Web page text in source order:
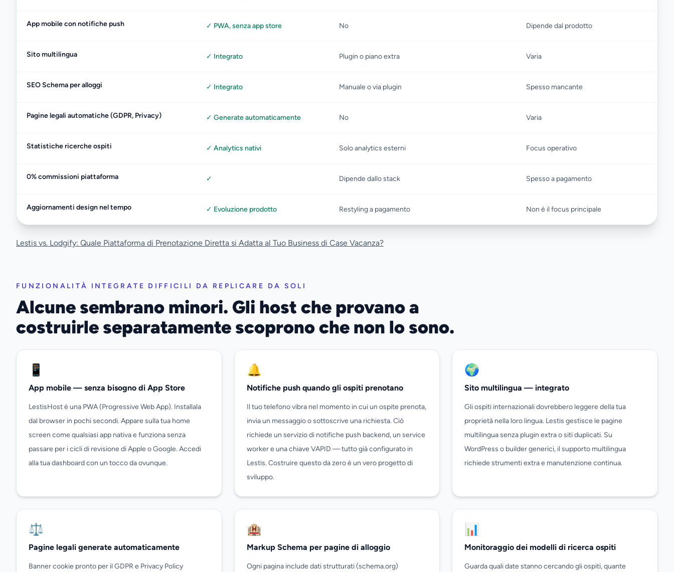
App mobile con notifiche push ✓ PWA, senza app store No Dipende dal prodotto
Sito multilingua ✓ Integrato Plugin o piano extra Varia
SEO Schema per alloggi ✓ Integrato Manuale o via plugin Spesso mancante
Pagine legali automatiche (GDPR, Privacy) ✓ Generate automaticamente No Varia
Statistiche ricerche ospiti ✓ Analytics nativi Solo analytics esterni Focus operativo
0% commissioni piattaforma ✓ Dipende dallo stack Spesso a pagamento
Aggiornamenti design nel tempo ✓ Evoluzione prodotto Restyling a pagamento Non è il focus principale
Lestis vs. Lodgify: Quale Piattaforma di Prenotazione Diretta si Adatta al Tuo Business di Case Vacanza?
FUNZIONALITÀ INTEGRATE DIFFICILI DA REPLICARE DA SOLI
Alcune sembrano minori. Gli host che provano a
costruirle separatamente scoprono che non lo sono.
📱
App mobile — senza bisogno di App Store
LestisHost è una PWA (Progressive Web App). Installala
dal browser in pochi secondi. Appare sulla tua home
screen come qualsiasi app nativa e funziona senza
passare per i cicli di revisione di Apple o Google. Accedi
alla tua dashboard con un tocco da ovunque.
🔔
Notifiche push quando gli ospiti prenotano
Il tuo telefono vibra nel momento in cui un ospite prenota,
invia un messaggio o sottoscrive una richiesta. Ciò
richiede un servizio di notifiche push backend, un service
worker e una chiave VAPID — tutto già configurato in
Lestis. Costruire questo da zero è un vero progetto di
sviluppo.
🌍
Sito multilingua — integrato
Gli ospiti internazionali dovrebbero leggere della tua
proprietà nella loro lingua. Lestis gestisce le pagine
multilingua senza plugin extra o siti duplicati. Su
WordPress o builder generici, il supporto multilingua
richiede strumenti extra e manutenzione continua.
⚖️
Pagine legali generate automaticamente
Banner cookie pronto per il GDPR e Privacy Policy
🏨
Markup Schema per pagine di alloggio
Ogni pagina include dati strutturati (schema.org)
📊
Monitoraggio dei modelli di ricerca ospiti
Guarda quali date stanno cercando gli ospiti, quante